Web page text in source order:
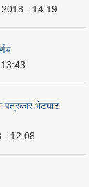
- 14:19
पत्रकार भेटघाट
- 12:08